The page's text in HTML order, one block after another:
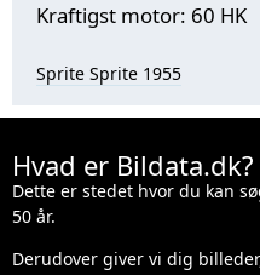
Kraftigst motor: 60 HK
Sprite Sprite 1955
Hvad er Bildata.dk?
Dette er stedet hvor du kan
50 år.
Derudover giver vi dig